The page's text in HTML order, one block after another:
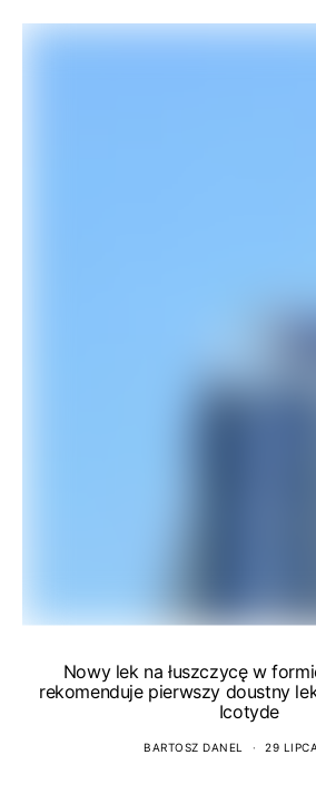
Nowy lek na łuszczycę w
rekomenduje pierwszy doustny
Icotyde
BARTOSZ DANEL 29